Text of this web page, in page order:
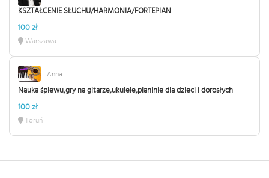
KSZTAŁCENIE SŁUCHU/HARMONIA/FORTEPIAN
100 zł
Warszawa
Anna
Nauka śpiewu,gry na gitarze,ukulele,pianinie dla dzieci i dorosłych
100 zł
Toruń